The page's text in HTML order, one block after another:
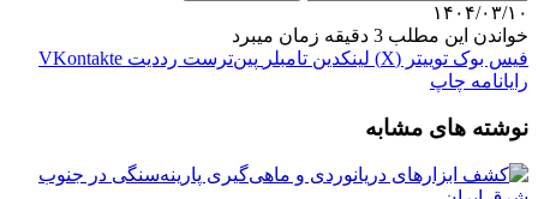
۱۴۰۴/۰۳/۱۰
خواندن این مطلب 3 دقیقه زمان میبرد
فیس بوک توییتر (X) لینکدین ‫تامبلر ‫پین‌ترست ‫رددیت ‫VKontakte
رایانامه چاپ
نوشته های مشابه